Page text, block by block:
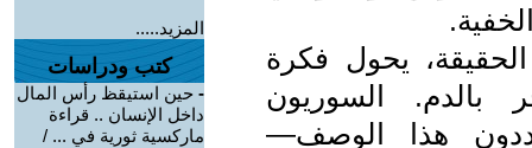
يحول فكرة
بالدم. السوريون
هذا الوصف—
المزيد.....
كتب ودراسات
- حين استيقظ رأس المال
داخل الإنسان .. قراءة
ماركسية ثورية في ... /